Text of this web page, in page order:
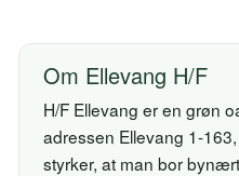
Om Ellevang H/F
H/F Ellevang er en grøn
adressen Ellevang 1-
styrker, at man bor